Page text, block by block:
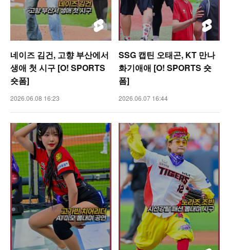
네이즈 김건, 고향 부산에서
생애 첫 시구 [O! SPORTS
숏폼]
2026.06.08 16:23
SSG 캡틴 오태곤, KT 만나
화기애애 [O! SPORTS 숏
폼]
2026.06.07 16:44